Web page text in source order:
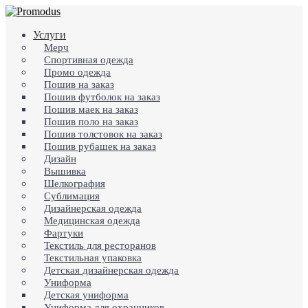
Skip
main
content
search
Menu Услуги
Мерч
Спортивная одежда
Промо одежда
Пошив на заказ
Пошив футболок на заказ
Пошив маек на заказ
Пошив поло на заказ
Пошив толстовок на заказ
Пошив рубашек на заказ
Дизайн
Вышивка
Шелкография
Сублимация
Дизайнерская одежда
Медицинская одежда
Фартуки
Текстиль для ресторанов
Текстильная упаковка
Детская дизайнерская одежда
Униформа
Детская униформа